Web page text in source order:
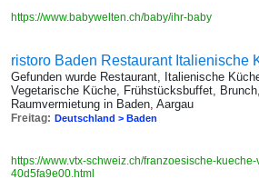
https://www.babywelten.ch/baby/ihr-baby
ristoro Baden Restaurant Italienische
Gefunden wurde Restaurant, Italienische
Vegetarische Küche, Frühstücksbuffet,
Raumvermietung in Baden, Aargau
Freitag: Deutschland > Baden
https://www.vtx-schweiz.ch/franzoesische-
40d5fa9e00.html